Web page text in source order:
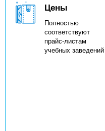
Цены
Полностью
соответствуют
прайс-листам
учебных заведений